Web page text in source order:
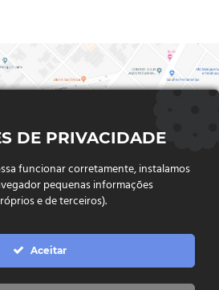
Nº 310, Jardim Rio Claro. CEP
DE PRIVACIDADE
funcionar corretamente, instalamos
pequenas informações
e de terceiros).
Aceitar